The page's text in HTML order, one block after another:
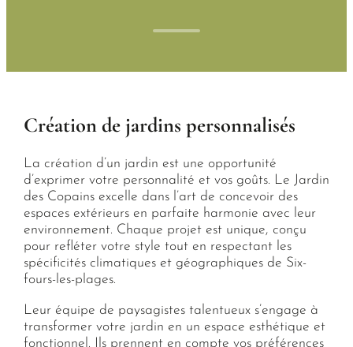
Création de jardins personnalisés
La création d’un jardin est une opportunité
d’exprimer votre personnalité et vos goûts. Le Jardin
des Copains excelle dans l’art de concevoir des
espaces extérieurs en parfaite harmonie avec leur
environnement. Chaque projet est unique, conçu
pour refléter votre style tout en respectant les
spécificités climatiques et géographiques de Six-
fours-les-plages.
Leur équipe de paysagistes talentueux s’engage à
transformer votre jardin en un espace esthétique et
fonctionnel. Ils prennent en compte vos préférences